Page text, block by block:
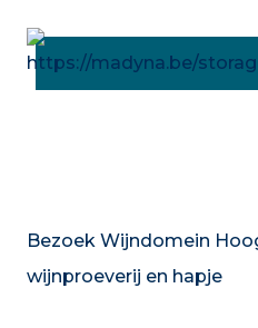
Bezoek Wijndomein
wijnproeverij en hapje